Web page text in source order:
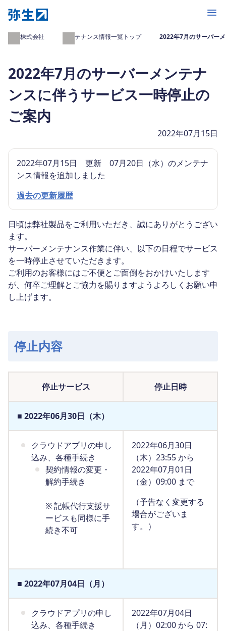
開く
弥生株式会社 メンテナンス情報一覧トップ 2022年7月のサーバー
2022年7月のサーバーメンテナ
ンスに伴うサービス一時停止の
ご案内
2022年07月15日
2022年07月15日 更新 07月20日（水）のメンテナ
ンス情報を追加しました
過去の更新履歴
日頃は弊社製品をご利用いただき、誠にありがとうござい
ます。
サーバーメンテナンス作業に伴い、以下の日程でサービス
を一時停止させていただきます。
ご利用のお客様にはご不便とご面倒をおかけいたします
が、何卒ご理解とご協力を賜りますようよろしくお願い申
し上げます。
停止内容
停止サービス 停止日時
■ 2022年06月30日（木）
クラウドアプリの申し
込み、各種手続き
契約情報の変更・
解約手続き
※ 記帳代行支援サ
ービスも同様に手
続き不可
2022年06月30日
（木）23:55 から
2022年07月01日
（金）09:00 まで
（予告なく変更する
場合がございま
す。）
■ 2022年07月04日（月）
クラウドアプリの申し
込み、各種手続き
2022年07月04日
（月）02:00 から 07: